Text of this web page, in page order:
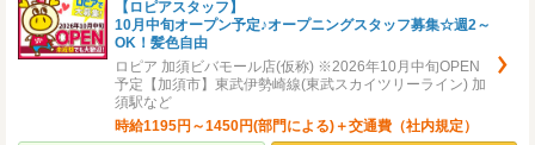
【ロピアスタッフ】
10月中旬オープン予定♪オープニングスタッフ募集☆週2～
OK！髪色自由
ロピア 加須ビバモール店(仮称) ※2026年10月中旬OPEN
予定【加須市】東武伊勢崎線(東武スカイツリーライン) 加
須駅など
時給1195円～1450円(部門による)＋交通費（社内規定）